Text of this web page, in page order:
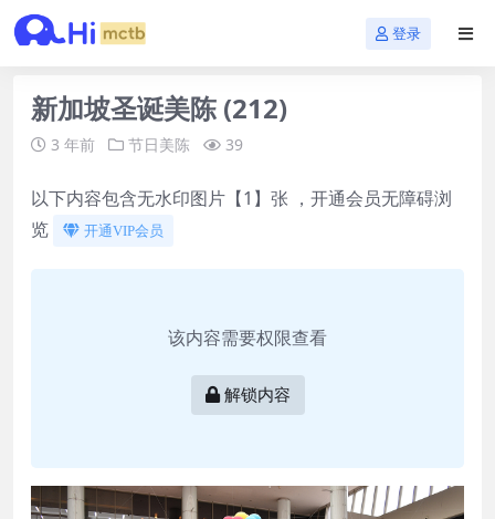
登录
新加坡圣诞美陈 (212)
3 年前 节日美陈 39
以下内容包含无水印图片【1】张 ，开通会员无障碍浏
览
开通VIP会员
该内容需要权限查看
解锁内容